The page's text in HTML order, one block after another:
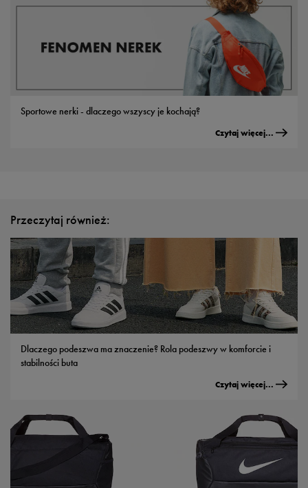
Sportowe nerki - dlaczego wszyscy je kochają?
Czytaj więcej...
Przeczytaj również:
Dlaczego podeszwa ma znaczenie? Rola podeszwy w komforcie i
stabilności buta
Czytaj więcej...